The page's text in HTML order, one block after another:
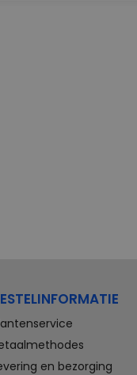
en bezorging